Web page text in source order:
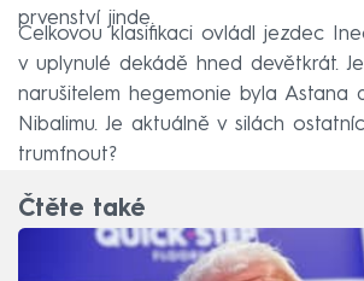
prvenství jinde.
Celkovou klasifikaci ovládl jezdec
v uplynulé dekádě hned devětkrát.
narušitelem hegemonie byla Astana
Nibalimu. Je aktuálně v silách
trumfnout?
Čtěte také